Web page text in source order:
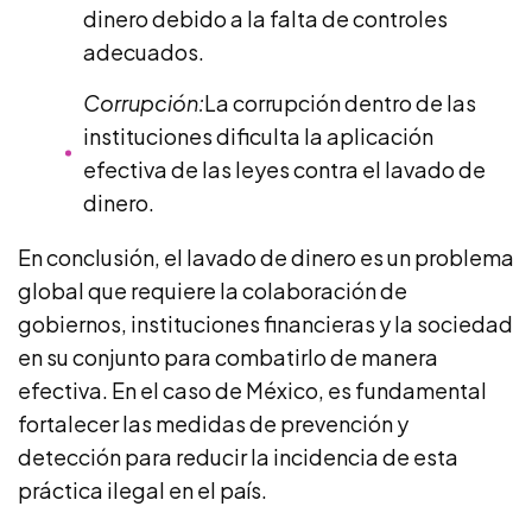
dinero debido a la falta de controles
adecuados.
Corrupción:La corrupción dentro de las
instituciones dificulta la aplicación
efectiva de las leyes contra el lavado de
dinero.
En conclusión, el lavado de dinero es un problema
global que requiere la colaboración de
gobiernos, instituciones financieras y la sociedad
en su conjunto para combatirlo de manera
efectiva. En el caso de México, es fundamental
fortalecer las medidas de prevención y
detección para reducir la incidencia de esta
práctica ilegal en el país.